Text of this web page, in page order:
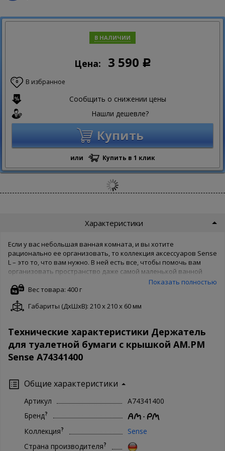
В НАЛИЧИИ
Цена: 3 590 Р
0 В избранное
Сообщить о снижении цены
Нашли дешевле?
Купить
или Купить в 1 клик
Характеристики
Если у вас небольшая ванная комната, и вы хотите
рационально ее организовать, то коллекция аксессуаров Sense
L – это то, что вам нужно. В ней есть все, чтобы помочь вам
организовать пространство даже самой маленькой ванной
комнаты: вместительные диспенсеры, двойные стаканчики,
набор крючков. Коллекцию аксессуаров отличает
минималистичный дизайн и проработанные до мелочей
детали. Аксессуары произведены из сплава металлов
Показать полностью
Вес товара: 400 г
Габариты (ДxШxВ): 210 x 210 x 60 мм
Технические характеристики Держатель
для туалетной бумаги с крышкой AM.PM
Sense A74341400
Общие характеристики
Артикул
A74341400
Бренд?
Коллекция?
Sense
Страна производителя?